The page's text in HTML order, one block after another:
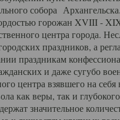
собора Архангельска.
горожан XVIII - XIX
центра города.
праздников, а
праздникам
и даже сугубо
центра взявшего на
как веры, так и
значительное